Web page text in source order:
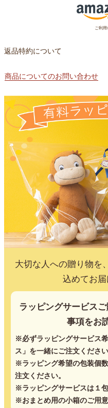
ご利用
返品特約について
商品についてのお問い合わせ
大切な人への贈り物を
込めてお届
ラッピングサービス
事項をお
※必ずラッピングサービス
ス」を一緒にご注文ください
※ラッピング希望の包装個
注文ください。
※ラッピングサービスは１
※おまとめ用の小箱のご用意